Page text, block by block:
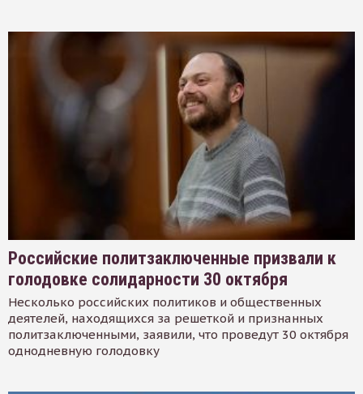
Российские политзаключенные призвали к
голодовке солидарности 30 октября
Несколько российских политиков и общественных
деятелей, находящихся за решеткой и признанных
политзаключенными, заявили, что проведут 30 октября
однодневную голодовку